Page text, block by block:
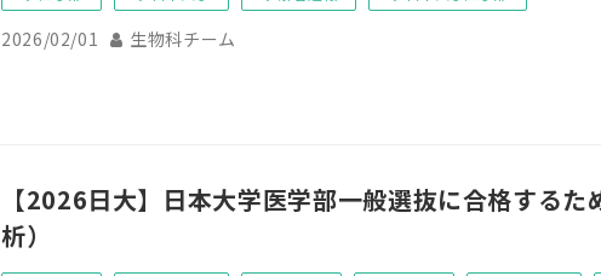
2026/02/01 生物科チーム
【2026日大】日本大学医学部一般選抜に合格する
析）